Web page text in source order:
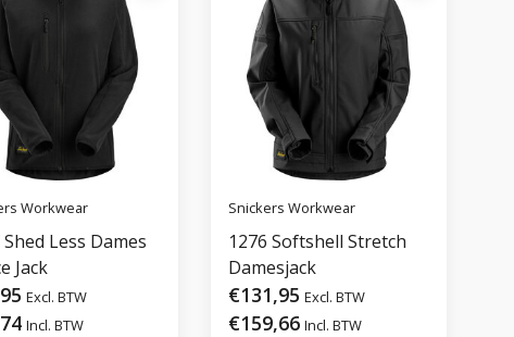
Workwear
Less Dames
Jack
Excl. BTW
Incl. BTW
Snickers Workwear
1276 Softshell Stretch
Damesjack
€131,95 Excl. BTW
€159,66 Incl. BTW